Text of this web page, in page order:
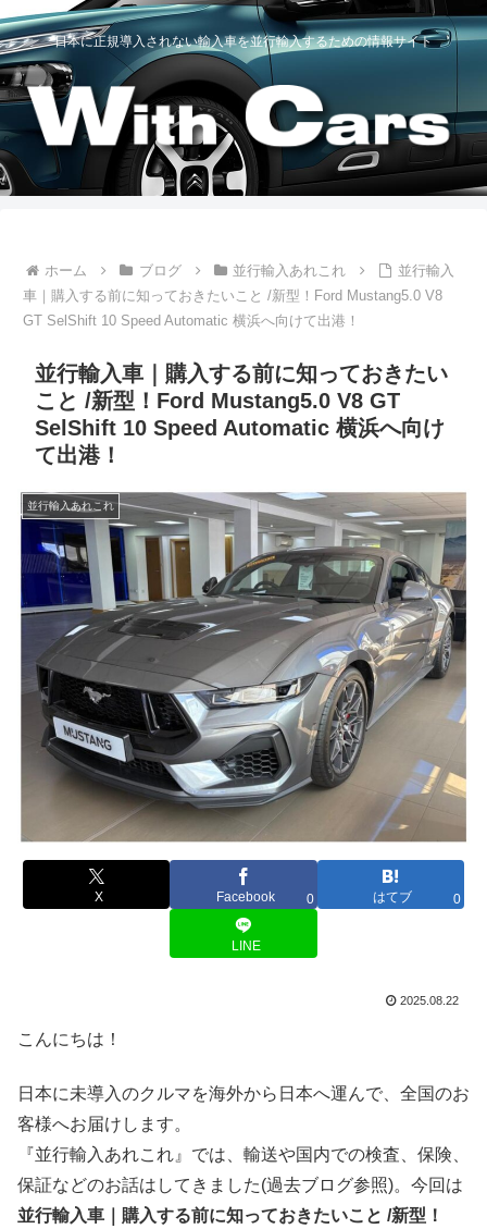
日本に正規導入されない輸入車を並行輸入するための情報サイト
ホーム ブログ 並行輸入あれこれ
並行輸入
車｜購入する前に知っておきたいこと /新型！Ford Mustang5.0 V8
GT SelShift 10 Speed Automatic 横浜へ向けて出港！
並行輸入車｜購入する前に知っておきたい
こと /新型！Ford Mustang5.0 V8 GT
SelShift 10 Speed Automatic 横浜へ向け
て出港！
並行輸入あれこれ
X Facebook 0 はてブ 0
LINE
2025.08.22
こんにちは！
日本に未導入のクルマを海外から日本へ運んで、全国のお
客様へお届けします。
『並行輸入あれこれ』では、輸送や国内での検査、保険、
保証などのお話はしてきました(過去ブログ参照)。今回は
並行輸入車｜購入する前に知っておきたいこと /新型！